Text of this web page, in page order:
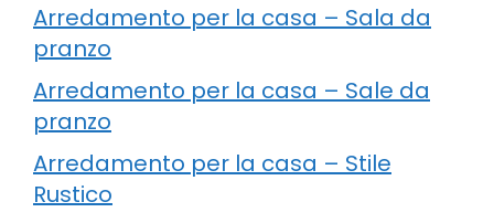
Arredamento per la casa – Sala da
pranzo
Arredamento per la casa – Sale da
pranzo
Arredamento per la casa – Stile
Rustico